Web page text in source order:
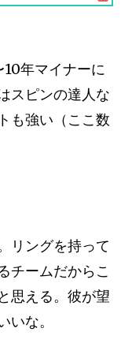
10年マイナーに
スピンの達人な
も強い（ここ数
リングを持って
チームだからこ
思える。彼が望
な。